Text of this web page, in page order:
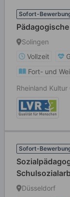
Sofort-
Solingen
Vollzeit
Fort- und
Rheinland Kultur
Sofort-
Düsseldorf